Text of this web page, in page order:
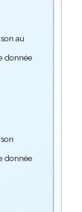
au
donnée
donnée